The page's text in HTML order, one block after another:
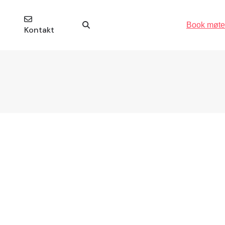
Kontakt Book møte